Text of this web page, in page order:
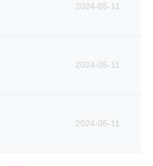
2024-05-11
2024-05-11
2024-05-11